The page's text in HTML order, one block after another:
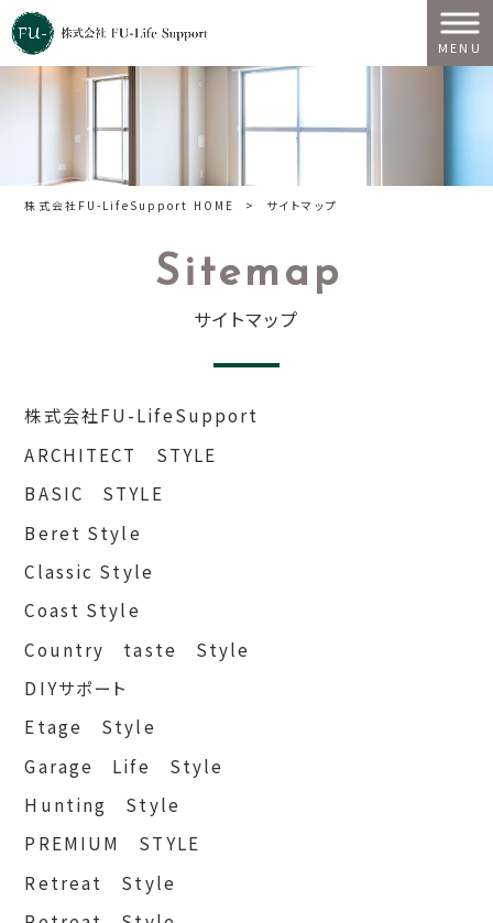
MENU
株式会社FU-LifeSupport HOME > サイトマップ
Sitemap
サイトマップ
株式会社FU-LifeSupport
ARCHITECT STYLE
BASIC STYLE
Beret Style
Classic Style
Coast Style
Country taste Style
DIYサポート
Etage Style
Garage Life Style
Hunting Style
PREMIUM STYLE
Retreat Style